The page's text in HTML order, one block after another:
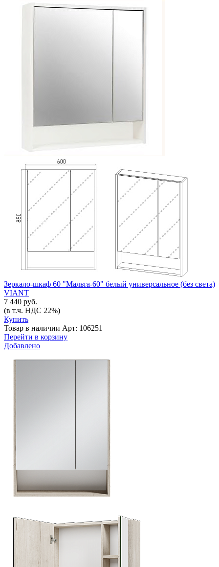
Зеркало-шкаф 60 "Мальта-60" белый универсальное (без света)
VIANT
7 440 руб.
(в т.ч. НДС 22%)
Купить
Товар в наличии Арт: 106251
Перейти в корзину
Добавлено